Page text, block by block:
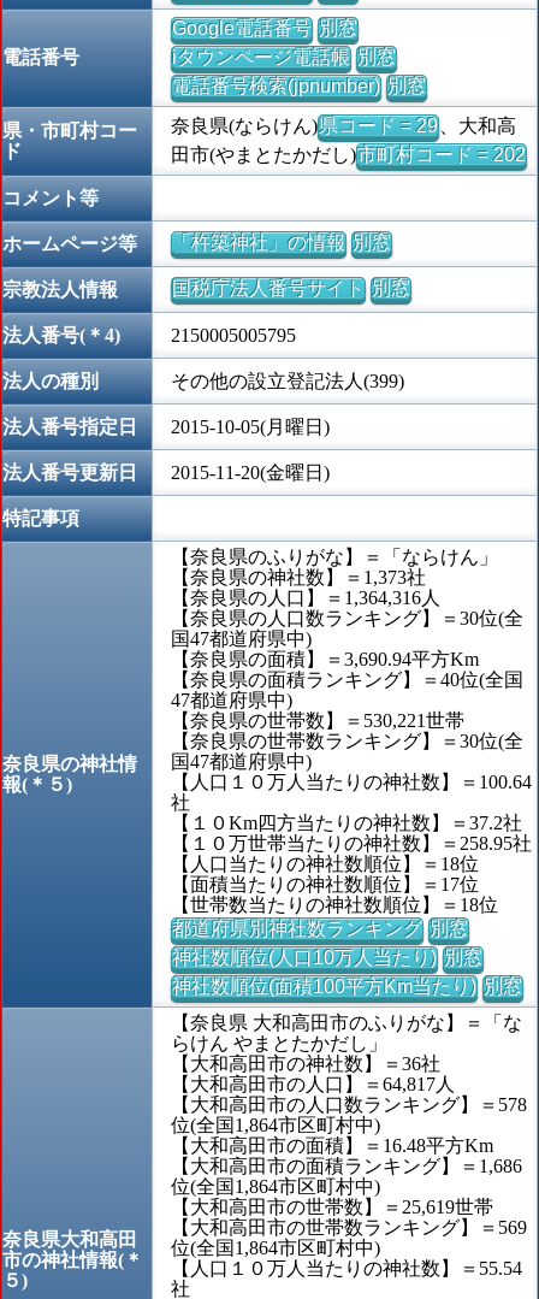
電話番号
Google電話番号 別窓
iタウンページ電話帳 別窓
電話番号検索(jpnumber) 別窓
県・市町村コー
ド
奈良県(ならけん)県コード = 29、大和高
田市(やまとたかだし)市町村コード = 202
コメント等
ホームページ等 「杵築神社」の情報 別窓
宗教法人情報 国税庁法人番号サイト 別窓
法人番号(＊4) 2150005005795
法人の種別 その他の設立登記法人(399)
法人番号指定日 2015-10-05(月曜日)
法人番号更新日 2015-11-20(金曜日)
特記事項
奈良県の神社情
報(＊５)
【奈良県のふりがな】＝「ならけん」
【奈良県の神社数】＝1,373社
【奈良県の人口】＝1,364,316人
【奈良県の人口数ランキング】＝30位(全
国47都道府県中)
【奈良県の面積】＝3,690.94平方Km
【奈良県の面積ランキング】＝40位(全国
47都道府県中)
【奈良県の世帯数】＝530,221世帯
【奈良県の世帯数ランキング】＝30位(全
国47都道府県中)
【人口１０万人当たりの神社数】＝100.64
社
【１０Km四方当たりの神社数】＝37.2社
【１０万世帯当たりの神社数】＝258.95社
【人口当たりの神社数順位】＝18位
【面積当たりの神社数順位】＝17位
【世帯数当たりの神社数順位】＝18位
都道府県別神社数ランキング 別窓
神社数順位(人口10万人当たり) 別窓
神社数順位(面積100平方Km当たり) 別窓
奈良県大和高田
市の神社情報(＊
５)
【奈良県 大和高田市のふりがな】＝「な
らけん やまとたかだし」
【大和高田市の神社数】＝36社
【大和高田市の人口】＝64,817人
【大和高田市の人口数ランキング】＝578
位(全国1,864市区町村中)
【大和高田市の面積】＝16.48平方Km
【大和高田市の面積ランキング】＝1,686
位(全国1,864市区町村中)
【大和高田市の世帯数】＝25,619世帯
【大和高田市の世帯数ランキング】＝569
位(全国1,864市区町村中)
【人口１０万人当たりの神社数】＝55.54
社